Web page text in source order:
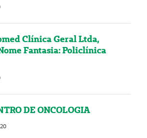
Clínica Geral Ltda,
Fantasia: Policlínica
DE ONCOLOGIA